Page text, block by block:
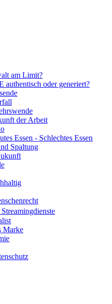
am Limit?
oder generiert?
der Arbeit
Essen - Schlechtes Essen
Spaltung
Marke